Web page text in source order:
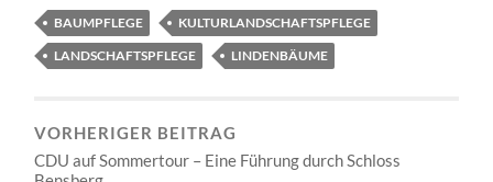
BAUMPFLEGE
KULTURLANDSCHAFTSPFLEGE
LANDSCHAFTSPFLEGE
LINDENBÄUME
VORHERIGER BEITRAG
CDU auf Sommertour – Eine Führung durch Schloss